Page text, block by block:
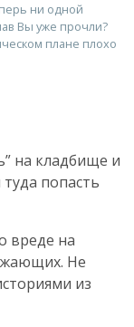
ни одной
Вы уже прочли?
плане плохо
на кладбище и
попасть
вреде на
Не
из